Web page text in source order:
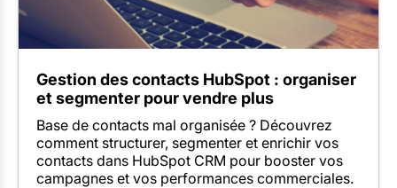
Gestion des contacts HubSpot : organiser
et segmenter pour vendre plus
Base de contacts mal organisée ? Découvrez
comment structurer, segmenter et enrichir vos
contacts dans HubSpot CRM pour booster vos
campagnes et vos performances commerciales.